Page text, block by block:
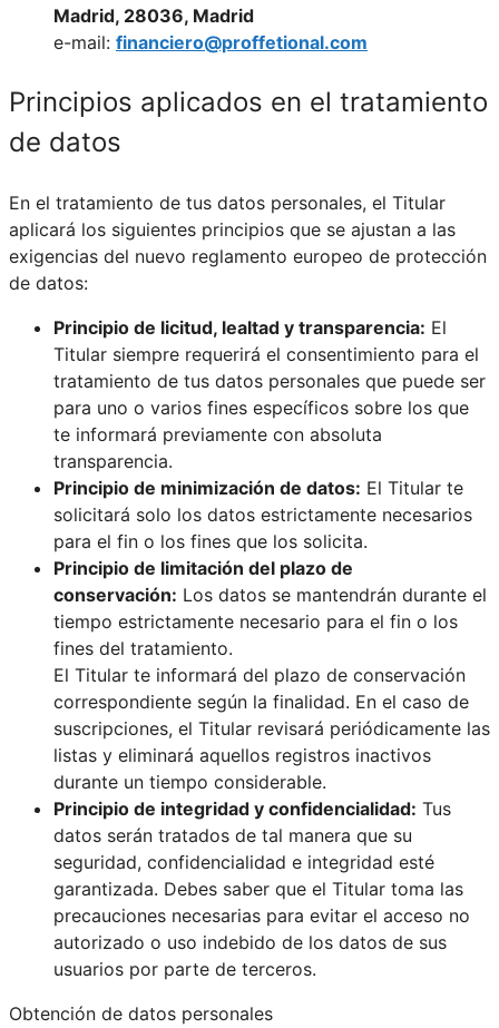
Madrid, 28036, Madrid
e-mail: financiero@proffetional.com
Principios aplicados en el tratamiento
de datos
En el tratamiento de tus datos personales, el Titular
aplicará los siguientes principios que se ajustan a las
exigencias del nuevo reglamento europeo de protección
de datos:
Principio de licitud, lealtad y transparencia: El
Titular siempre requerirá el consentimiento para el
tratamiento de tus datos personales que puede ser
para uno o varios fines específicos sobre los que
te informará previamente con absoluta
transparencia.
Principio de minimización de datos: El Titular te
solicitará solo los datos estrictamente necesarios
para el fin o los fines que los solicita.
Principio de limitación del plazo de
conservación: Los datos se mantendrán durante el
tiempo estrictamente necesario para el fin o los
fines del tratamiento.
El Titular te informará del plazo de conservación
correspondiente según la finalidad. En el caso de
suscripciones, el Titular revisará periódicamente las
listas y eliminará aquellos registros inactivos
durante un tiempo considerable.
Principio de integridad y confidencialidad: Tus
datos serán tratados de tal manera que su
seguridad, confidencialidad e integridad esté
garantizada. Debes saber que el Titular toma las
precauciones necesarias para evitar el acceso no
autorizado o uso indebido de los datos de sus
usuarios por parte de terceros.
Obtención de datos personales